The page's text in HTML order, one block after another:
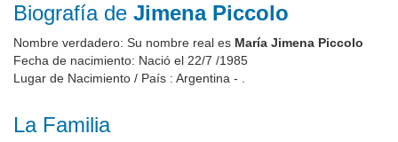
Biografía de Jimena Piccolo
Nombre verdadero: Su nombre real es María Jimena Piccolo
Fecha de nacimiento: Nació el 22/7 /1985
Lugar de Nacimiento / País : Argentina - .
La Familia